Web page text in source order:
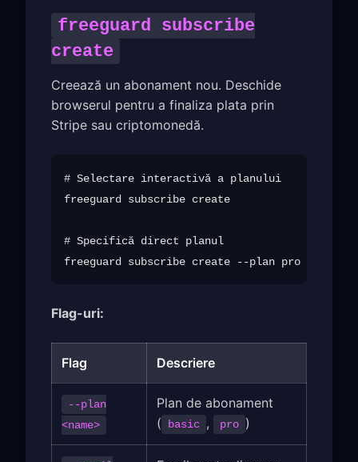
freeguard subscribe
create
Creează un abonament nou. Deschide
browserul pentru a finaliza plata prin
Stripe sau criptomonedă.
# Selectare interactivă a planului
freeguard subscribe create
# Specifică direct planul
freeguard subscribe create --plan pro --email
Flag-uri:
Flag Descriere
--plan
<name>
Plan de abonament
(
basic , pro )